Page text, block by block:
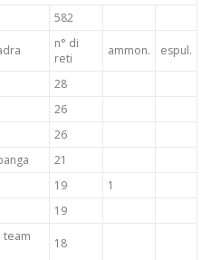
582
n° di
reti
ammon. espul.
28
26
26
21
19
1
19
team
18